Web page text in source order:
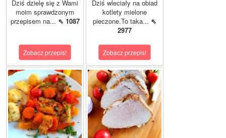
Dziś dzielę się z Wami
moim sprawdzonym
przepisem na... ⇖ 1087
Zobacz przepis!
Dziś wleciały na obiad
kotlety mielone
pieczone.To taka... ⇖
2977
Zobacz przepis!